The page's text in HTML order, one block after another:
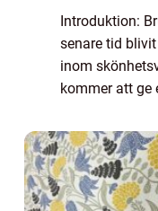
Introduktion:
senare tid
inom
kommer att ge
typer och